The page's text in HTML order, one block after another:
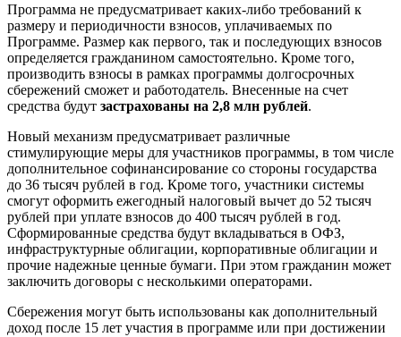
Программа не предусматривает каких-либо требований к
размеру и периодичности взносов, уплачиваемых по
Программе. Размер как первого, так и последующих взносов
определяется гражданином самостоятельно. Кроме того,
производить взносы в рамках программы долгосрочных
сбережений сможет и работодатель. Внесенные на счет
средства будут застрахованы на 2,8 млн рублей.
Новый механизм предусматривает различные
стимулирующие меры для участников программы, в том числе
дополнительное софинансирование со стороны государства
до 36 тысяч рублей в год. Кроме того, участники системы
смогут оформить ежегодный налоговый вычет до 52 тысяч
рублей при уплате взносов до 400 тысяч рублей в год.
Сформированные средства будут вкладываться в ОФЗ,
инфраструктурные облигации, корпоративные облигации и
прочие надежные ценные бумаги. При этом гражданин может
заключить договоры с несколькими операторами.
Сбережения могут быть использованы как дополнительный
доход после 15 лет участия в программе или при достижении